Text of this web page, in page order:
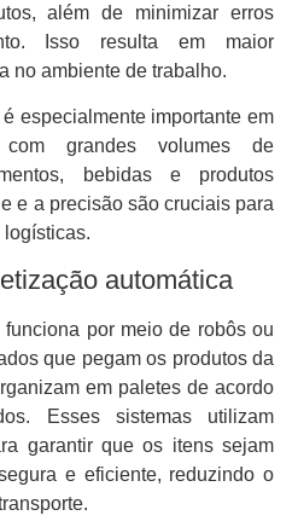
além de minimizar erros
Isso resulta em maior
no ambiente de trabalho.
especialmente importante em
grandes volumes de
bebidas e produtos
e a precisão são cruciais para
automática
por meio de robôs ou
que pegam os produtos da
em paletes de acordo
Esses sistemas utilizam
garantir que os itens sejam
e eficiente, reduzindo o